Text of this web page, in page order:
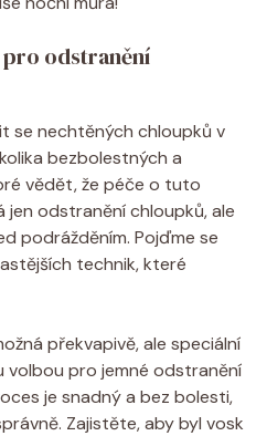
odstranění
se nechtěných chloupků v
bezbolestných a
vědět, že péče o tuto
odstranění chloupků, ale
podrážděním. Pojďme se
technik, které
překvapivě, ale speciální
volbou pro jemné odstranění
je snadný a bez bolesti,
Zajistěte, aby byl vosk